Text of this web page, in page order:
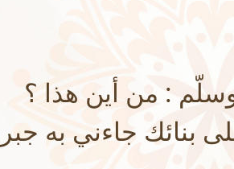
: من أين هذا ؟
بنائك جاءني به